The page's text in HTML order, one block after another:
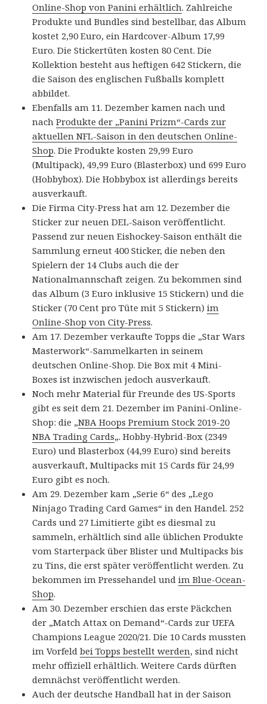
Online-Shop von Panini erhältlich. Zahlreiche
Produkte und Bundles sind bestellbar, das Album
kostet 2,90 Euro, ein Hardcover-Album 17,99
Euro. Die Stickertüten kosten 80 Cent. Die
Kollektion besteht aus heftigen 642 Stickern, die
die Saison des englischen Fußballs komplett
abbildet.
Ebenfalls am 11. Dezember kamen nach und
nachProdukte der „Panini Prizm“-Cards zur
aktuellen NFL-Saison in den deutschen Online-
Shop. Die Produkte kosten 29,99 Euro
(Multipack), 49,99 Euro (Blasterbox) und 699 Euro
(Hobbybox). Die Hobbybox ist allerdings bereits
ausverkauft.
Die Firma City-Press hat am 12. Dezember die
Sticker zur neuen DEL-Saison veröffentlicht.
Passend zur neuen Eishockey-Saison enthält die
Sammlung erneut 400 Sticker, die neben den
Spielern der 14 Clubs auch die der
Nationalmannschaft zeigen. Zu bekommen sind
das Album (3 Euro inklusive 15 Stickern) und die
Sticker (70 Cent pro Tüte mit 5 Stickern)im
Online-Shop von City-Press.
Am 17. Dezember verkaufte Topps die „Star Wars
Masterwork“-Sammelkarten in seinem
deutschen Online-Shop. Die Box mit 4 Mini-
Boxes ist inzwischen jedoch ausverkauft.
Noch mehr Material für Freunde des US-Sports
gibt es seit dem 21. Dezember im Panini-Online-
Shop: die „NBA Hoops Premium Stock 2019-20
NBA Trading Cards„. Hobby-Hybrid-Box (2349
Euro) und Blasterbox (44,99 Euro) sind bereits
ausverkauft, Multipacks mit 15 Cards für 24,99
Euro gibt es noch.
Am 29. Dezember kam „Serie 6“ des „Lego
Ninjago Trading Card Games“ in den Handel. 252
Cards und 27 Limitierte gibt es diesmal zu
sammeln, erhältlich sind alle üblichen Produkte
vom Starterpack über Blister und Multipacks bis
zu Tins, die erst später veröffentlicht werden. Zu
bekommen im Pressehandel undim Blue-Ocean-
Shop.
Am 30. Dezember erschien das erste Päckchen
der „Match Attax on Demand“-Cards zur UEFA
Champions League 2020/21. Die 10 Cards mussten
im Vorfeldbei Topps bestellt werden, sind nicht
mehr offiziell erhältlich. Weitere Cards dürften
demnächst veröffentlicht werden.
Auch der deutsche Handball hat in der Saison